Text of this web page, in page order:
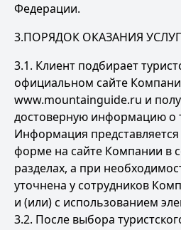
Федерации.
3.ПОРЯДОК ОКАЗАНИЯ
3.1. Клиент подбирает
официальном сайте
www.mountainguide.ru и
достоверную информацию о
Информация
форме на сайте Компании в
разделах, а при
уточнена у сотрудников
и (или) с использованием
3.2. После выбора